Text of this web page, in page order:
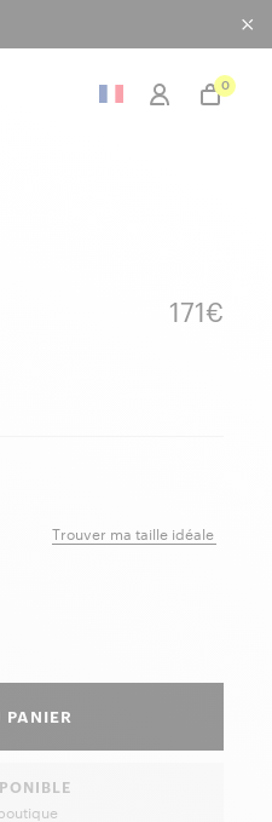
0
171€
Trouver ma taille idéale
PANIER